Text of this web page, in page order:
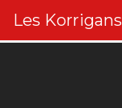
Les Korrigans